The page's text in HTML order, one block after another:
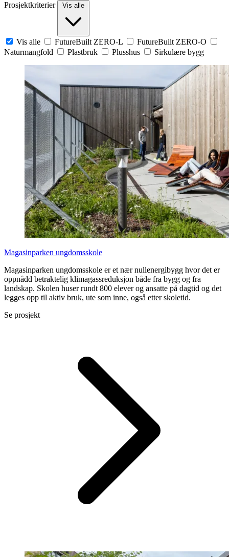
Prosjektkriterier
Vis alle
Vis alle FutureBuilt ZERO-L
FutureBuilt ZERO-O
Naturmangfold
Plastbruk Plusshus Sirkulære bygg
Magasinparken ungdomsskole
Magasinparken ungdomsskole er et nær nullenergibygg hvor det er
oppnådd betraktelig klimagassreduksjon både fra bygg og fra
landskap. Skolen huser rundt 800 elever og ansatte på dagtid og det
legges opp til aktiv bruk, ute som inne, også etter skoletid.
Se prosjekt